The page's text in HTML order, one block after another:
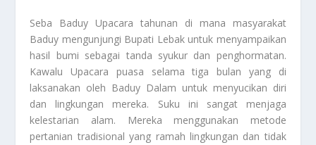
Seba Baduy Upacara tahunan di mana masyarakat
Baduy mengunjungi Bupati Lebak untuk menyampaikan
hasil bumi sebagai tanda syukur dan penghormatan.
Kawalu Upacara puasa selama tiga bulan yang di
laksanakan oleh Baduy Dalam untuk menyucikan diri
dan lingkungan mereka. Suku ini sangat menjaga
kelestarian alam. Mereka menggunakan metode
pertanian tradisional yang ramah lingkungan dan tidak